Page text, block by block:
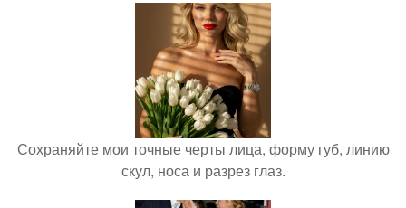
Сохраняйте мои точные черты лица, форму губ, линию
скул, носа и разрез глаз.